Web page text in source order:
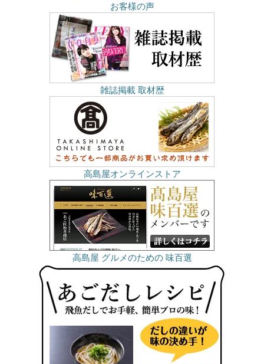
お客様の声
雑誌掲載 取材歴
高島屋オンラインストア
高島屋 グルメのための 味百選